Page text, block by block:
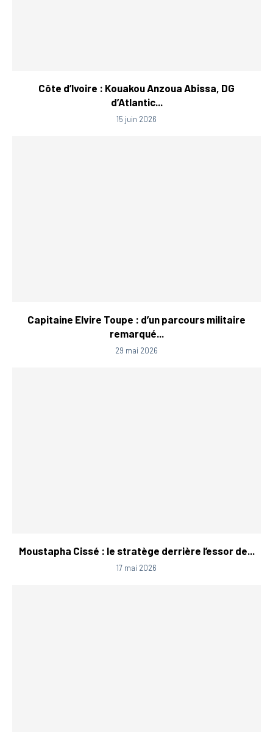
Côte d’Ivoire : Kouakou Anzoua Abissa, DG
d’Atlantic...
15 juin 2026
Capitaine Elvire Toupe : d’un parcours militaire
remarqué...
29 mai 2026
Moustapha Cissé : le stratège derrière l’essor de...
17 mai 2026